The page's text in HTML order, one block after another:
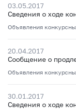
03.05.2017
Сведения о ходе
Объявления
20.04.2017
Сообщение о
Объявления
30.01.2017
Сведения о ходе